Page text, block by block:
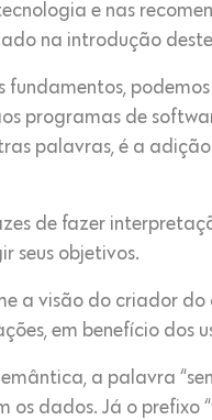
e nas
na introdução
fundamentos,
programas de
palavras, é a
de fazer
seus objetivos.
a visão do criador do
em benefício dos
a palavra
dados. Já o prefixo